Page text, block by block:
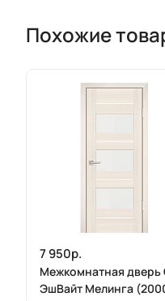
Похожие
7 950р.
Межкомнатная дверь
ЭшВайт Мелинга